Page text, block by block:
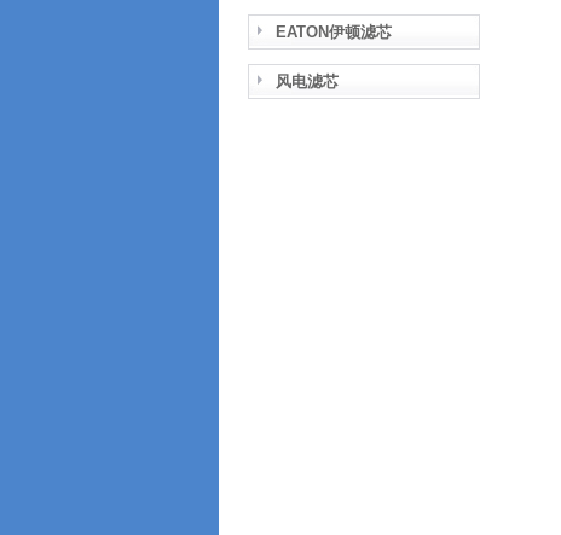
EATON伊顿滤芯
风电滤芯